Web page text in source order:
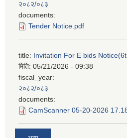
२०८२/०८३
documents:
Tender Notice.pdf
title: Invitation For E bids
मिति: 05/21/2026 - 09:38
fiscal_year:
२०८२/०८३
documents:
CamScanner 05-20-2026